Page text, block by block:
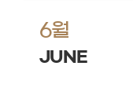
6월
JUNE